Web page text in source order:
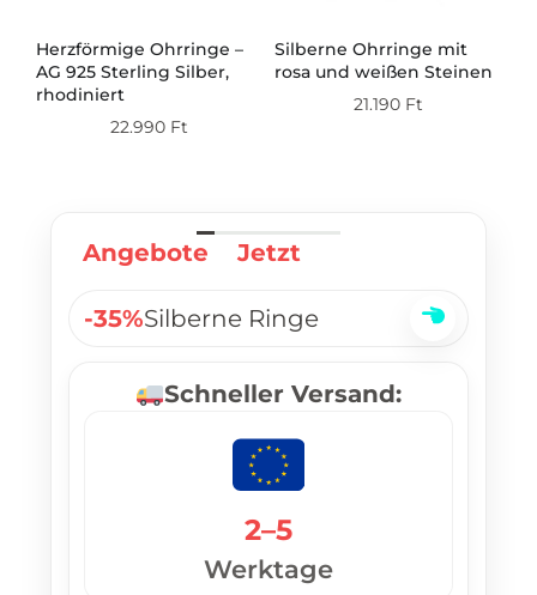
Herzförmige Ohrringe –
AG 925 Sterling Silber,
rhodiniert
22.990 Ft
Silberne Ohrringe mit
rosa und weißen Steinen
21.190 Ft
Angebote Jetzt
-35%Silberne Ringe
Schneller Versand:
2–5
Werktage